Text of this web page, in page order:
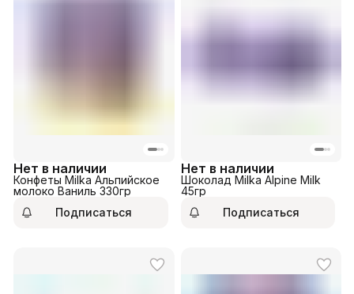
Нет в наличии
Конфеты Milka Альпийское
молоко Ваниль 330гр
Подписаться
Нет в наличии
Шоколад Milka Alpine Milk
45гр
Подписаться